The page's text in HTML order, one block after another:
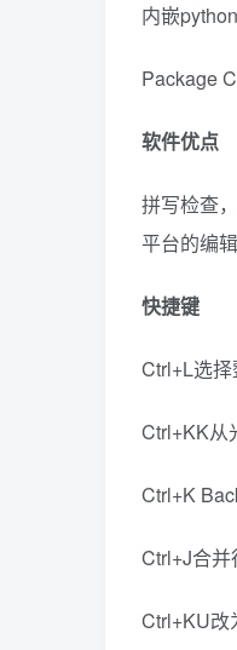
内嵌
Package
软件优点
拼写检查
平台的编
快捷键
Ctrl+L选
Ctrl+KK从
Ctrl+K
Ctrl+J合
Ctrl+KU改